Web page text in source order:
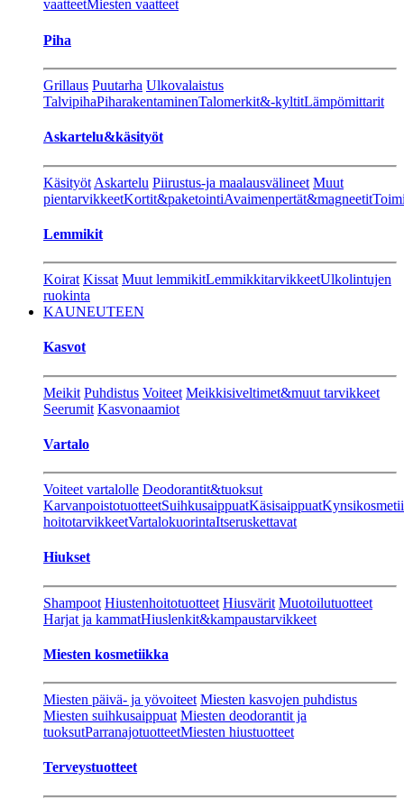
vaatteetMiesten vaatteet
Piha
Grillaus Puutarha Ulkovalaistus
TalvipihaPiharakentaminenTalomerkit&-kyltitLämpömittarit
Askartelu&käsityöt
Käsityöt Askartelu Piirustus-ja maalausvälineet Muut
pientarvikkeetKortit&paketointiAvaimenpertät&magneetit
Lemmikit
Koirat Kissat Muut lemmikitLemmikkitarvikkeetUlkolintujen
ruokinta
KAUNEUTEEN
Kasvot
Meikit Puhdistus Voiteet Meikkisiveltimet&muut tarvikkeet
Seerumit Kasvonaamiot
Vartalo
Voiteet vartalolle Deodorantit&tuoksut
KarvanpoistotuotteetSuihkusaippuatKäsisaippuat
hoitotarvikkeetVartalokuorintaItseruskettavat
Hiukset
Shampoot Hiustenhoitotuotteet Hiusvärit Muotoilutuotteet
Harjat ja kammatHiuslenkit&kampaustarvikkeet
Miesten kosmetiikka
Miesten päivä- ja yövoiteet Miesten kasvojen puhdistus
Miesten suihkusaippuat Miesten deodorantit ja
tuoksutParranajotuotteetMiesten hiustuotteet
Terveystuotteet